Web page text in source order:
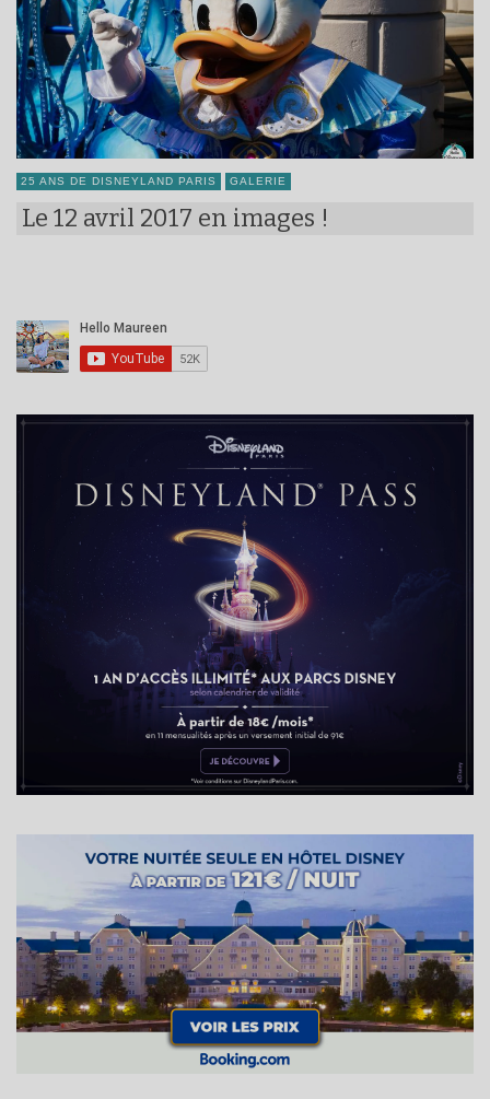
25 ANS DE DISNEYLAND PARIS GALERIE
Le 12 avril 2017 en images !